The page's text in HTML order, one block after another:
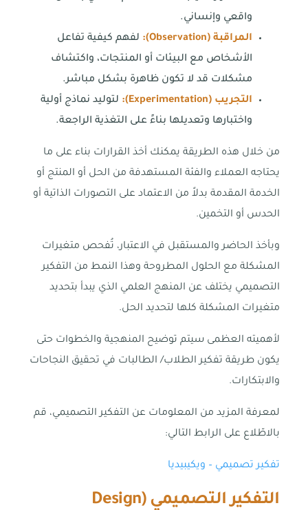
واقعي وإنساني.
المراقبة (Observation
): لفهم كيفية تفاعل
الأشخاص مع البيئات أو المنتجات، واكتشاف
مشكلات قد لا تكون ظاهرة بشكل مباشر.
التجريب (Experimentation
): لتوليد نماذج أولية
واختبارها وتعديلها بناءً على التغذية الراجعة.
من خلال هذه الطريقة يمكنك أخذ القرارات بناء على ما
يحتاجه العملاء والفئة المستهدفة من الحل أو المنتج أو
الخدمة المقدمة بدلاً من الاعتماد على التصورات الذاتية أو
الحدس أو التخمين.
وبأخذ الحاضر والمستقبل في الاعتبار، تُفحص متغيرات
المشكلة مع الحلول المطروحة وهذا النمط من التفكير
التصميمي يختلف عن المنهج العلمي الذي يبدأ بتحديد
متغيرات المشكلة كلها لتحديد الحل.
لأهميته العظمى سيتم توضيح المنهجية والخطوات حتى
يكون طريقة تفكير الطلاب/ الطالبات في تحقيق النجاحات
والابتكارات.
لمعرفة المزيد من المعلومات عن التفكير التصميمي، قم
بالاطّلاع على الرابط التالي:
تفكير تصميمي – ويكيبيديا
التفكير التصميمي (Design